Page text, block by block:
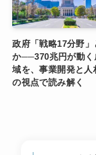
政府「戦略17分野」
か──370兆円が動く
域を、事業開発と人
の視点で読み解く